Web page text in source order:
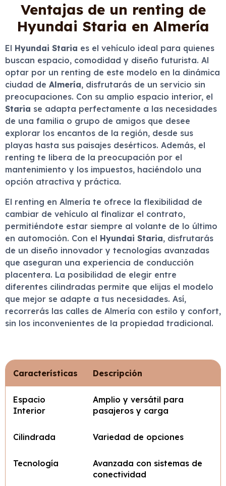
Ventajas de un renting de
Hyundai Staria en Almería
El Hyundai Staria es el vehículo ideal para quienes
buscan espacio, comodidad y diseño futurista. Al
optar por un renting de este modelo en la dinámica
ciudad de Almería, disfrutarás de un servicio sin
preocupaciones. Con su amplio espacio interior, el
Staria se adapta perfectamente a las necesidades
de una familia o grupo de amigos que desee
explorar los encantos de la región, desde sus
playas hasta sus paisajes desérticos. Además, el
renting te libera de la preocupación por el
mantenimiento y los impuestos, haciéndolo una
opción atractiva y práctica.
El renting en Almería te ofrece la flexibilidad de
cambiar de vehículo al finalizar el contrato,
permitiéndote estar siempre al volante de lo último
en automoción. Con el Hyundai Staria, disfrutarás
de un diseño innovador y tecnologías avanzadas
que aseguran una experiencia de conducción
placentera. La posibilidad de elegir entre
diferentes cilindradas permite que elijas el modelo
que mejor se adapte a tus necesidades. Así,
recorrerás las calles de Almería con estilo y confort,
sin los inconvenientes de la propiedad tradicional.
Características Descripción
Espacio
Interior
Amplio y versátil para
pasajeros y carga
Cilindrada Variedad de opciones
Tecnología
Avanzada con sistemas de
conectividad